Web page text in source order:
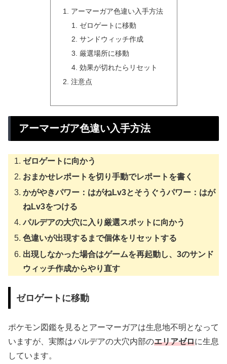
アーマーガア色違い入手方法
ゼロゲートに移動
サンドウィッチ作成
厳選場所に移動
効果が切れたらリセット
注意点
アーマーガア色違い入手方法
ゼロゲートに向かう
おまかせレポートを切り手動でレポートを書く
かがやきパワー：はがねLv3とそうぐうパワー：はが
ねLv3をつける
パルデアの大穴に入り厳選スポットに向かう
色違いが出現するまで個体をリセットする
出現しなかった場合はゲームを再起動し、3のサンド
ウィッチ作成からやり直す
ゼロゲートに移動
ポケモン図鑑を見るとアーマーガアは生息地不明となって
いますが、実際はパルデアの大穴内部のエリアゼロに生息
しています。